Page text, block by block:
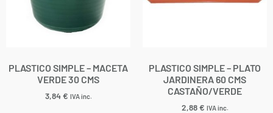
PLASTICO SIMPLE – MACETA
VERDE 30 CMS
3,84€ IVA inc.
PLASTICO SIMPLE – PLATO
JARDINERA 60 CMS
CASTAÑO/VERDE
2,88€ IVA inc.